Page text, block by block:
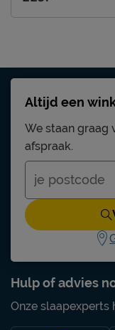
Hulp of advies
Onze slaapexperts
Altijd een
We staan graag
afspraak.